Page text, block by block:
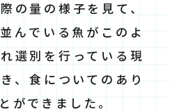
の量の様子を見て、
んでいる魚がこのよ
選別を行っている現
、食についてのあり
ができました。